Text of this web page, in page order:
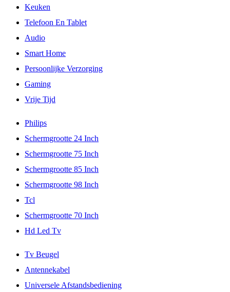
Keuken
Telefoon En Tablet
Audio
Smart Home
Persoonlijke Verzorging
Gaming
Vrije Tijd
Philips
Schermgrootte 24 Inch
Schermgrootte 75 Inch
Schermgrootte 85 Inch
Schermgrootte 98 Inch
Tcl
Schermgrootte 70 Inch
Hd Led Tv
Tv Beugel
Antennekabel
Universele Afstandsbediening